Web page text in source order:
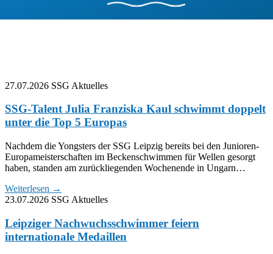
27.07.2026 SSG Aktuelles
SSG-Talent Julia Franziska Kaul schwimmt doppelt
unter die Top 5 Europas
Nachdem die Yongsters der SSG Leipzig bereits bei den Junioren-
Europameisterschaften im Beckenschwimmen für Wellen gesorgt
haben, standen am zurückliegenden Wochenende in Ungarn…
Weiterlesen →
23.07.2026 SSG Aktuelles
Leipziger Nachwuchsschwimmer feiern
internationale Medaillen